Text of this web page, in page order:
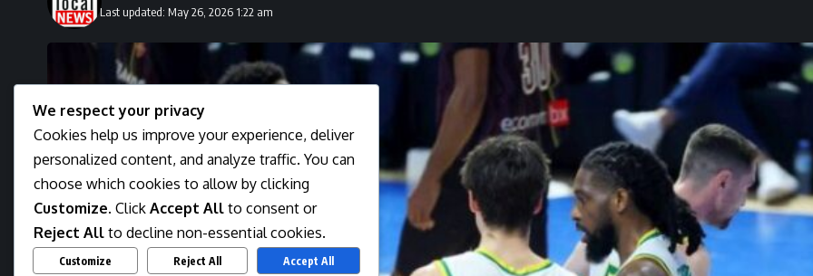
Last updated: May 26, 2026 1:22 am
We respect your privacy
Cookies help us improve your experience, deliver
personalized content, and analyze traffic. You can
choose which cookies to allow by clicking
Customize. Click Accept All to consent or
Reject All to decline non-essential cookies.
Customize Reject All Accept All